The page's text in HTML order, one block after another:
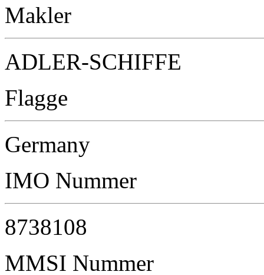
Makler
ADLER-SCHIFFE
Flagge
Germany
IMO Nummer
8738108
MMSI Nummer